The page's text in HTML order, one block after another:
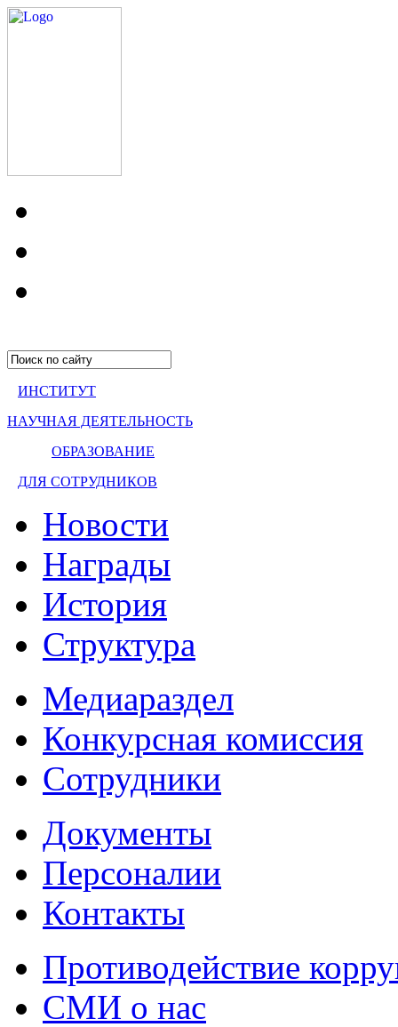
ИНСТИТУТ
НАУЧНАЯ ДЕЯТЕЛЬНОСТЬ
ОБРАЗОВАНИЕ
ДЛЯ СОТРУДНИКОВ
Новости
Награды
История
Структура
Медиараздел
Конкурсная комиссия
Сотрудники
Документы
Персоналии
Контакты
Противодействие
СМИ о нас